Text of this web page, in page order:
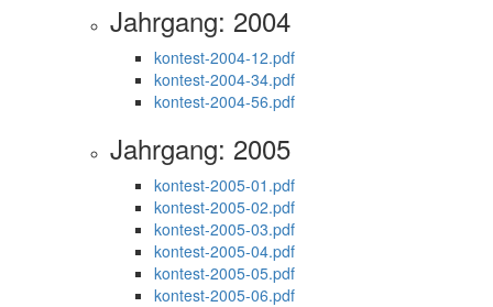
Jahrgang: 2004
kontest-2004-12.pdf
kontest-2004-34.pdf
kontest-2004-56.pdf
Jahrgang: 2005
kontest-2005-01.pdf
kontest-2005-02.pdf
kontest-2005-03.pdf
kontest-2005-04.pdf
kontest-2005-05.pdf
kontest-2005-06.pdf